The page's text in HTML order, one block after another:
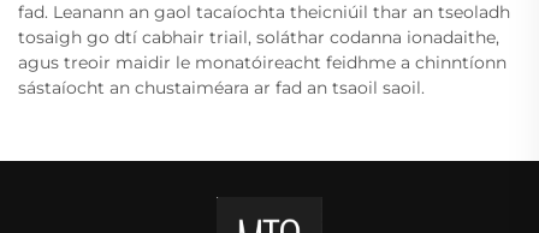
fad. Leanann an gaol tacaíochta theicniúil thar an tseoladh
tosaigh go dtí cabhair triail, soláthar codanna ionadaithe,
agus treoir maidir le monatóireacht feidhme a chinntíonn
sástaíocht an chustaiméara ar fad an tsaoil saoil.